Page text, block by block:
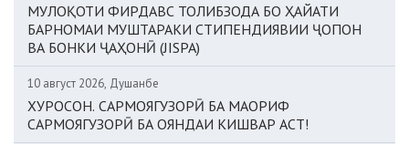
МУЛОҚОТИ ФИРДАВС ТОЛИБЗОДА БО ҲАЙАТИ
БАРНОМАИ МУШТАРАКИ СТИПЕНДИЯВИИ ҶОПОН
ВА БОНКИ ҶАҲОНӢ (JISPA)
10 август 2026, Душанбе
ХУРОСОН. САРМОЯГУЗОРӢ БА МАОРИФ
САРМОЯГУЗОРӢ БА ОЯНДАИ КИШВАР АСТ!